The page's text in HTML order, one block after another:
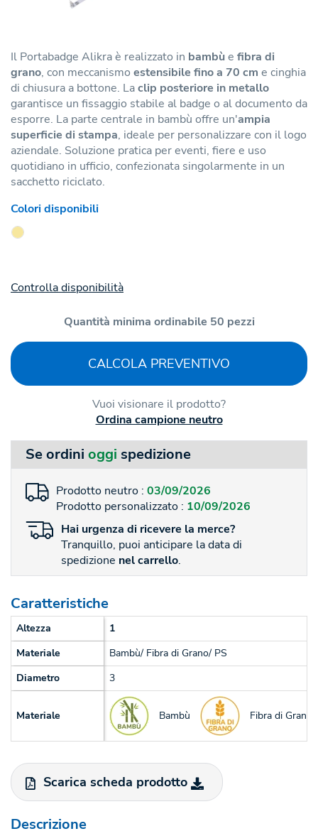
Il Portabadge Alikra è realizzato in bambùe fibra di
grano, con meccanismo estensibile fino a 70 cm e cinghia
di chiusura a bottone. Laclip posteriore in metallo
garantisce un fissaggio stabile al badge o al documento da
esporre. La parte centrale in bambù offre un'ampia
superficie di stampa, ideale per personalizzare con il logo
aziendale. Soluzione pratica per eventi, fiere e uso
quotidiano in ufficio, confezionata singolarmente in un
sacchetto riciclato.
Colori disponibili
Controlla disponibilità
Quantità minima ordinabile 50 pezzi
CALCOLA PREVENTIVO
Vuoi visionare il prodotto?
Ordina campione neutro
Se ordini oggi spedizione
Prodotto neutro : 03/09/2026
Prodotto personalizzato : 10/09/2026
Hai urgenza di ricevere la merce?
Tranquillo, puoi anticipare la data di
spedizione nel carrello.
Caratteristiche
Altezza
1
Materiale
Bambù/ Fibra di Grano/ PS
Diametro
3
Materiale Bambù Fibra di Grano
Scarica scheda prodotto
Descrizione